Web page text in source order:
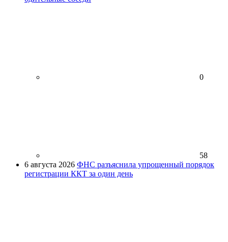
0
58
6 августа 2026 ФНС разъяснила упрощенный порядок
регистрации ККТ за один день